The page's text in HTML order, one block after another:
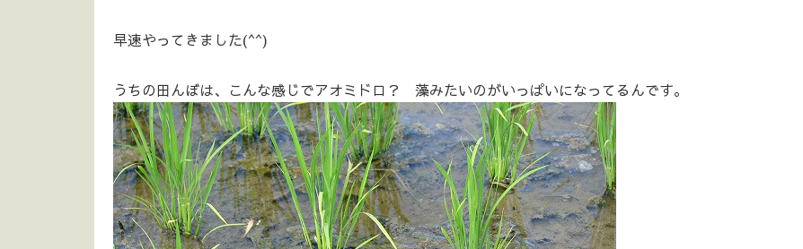
早速やってきました(^^)
うちの田んぼは、こんな感じでアオミドロ？ 藻みたいのがいっぱいになってるんです。